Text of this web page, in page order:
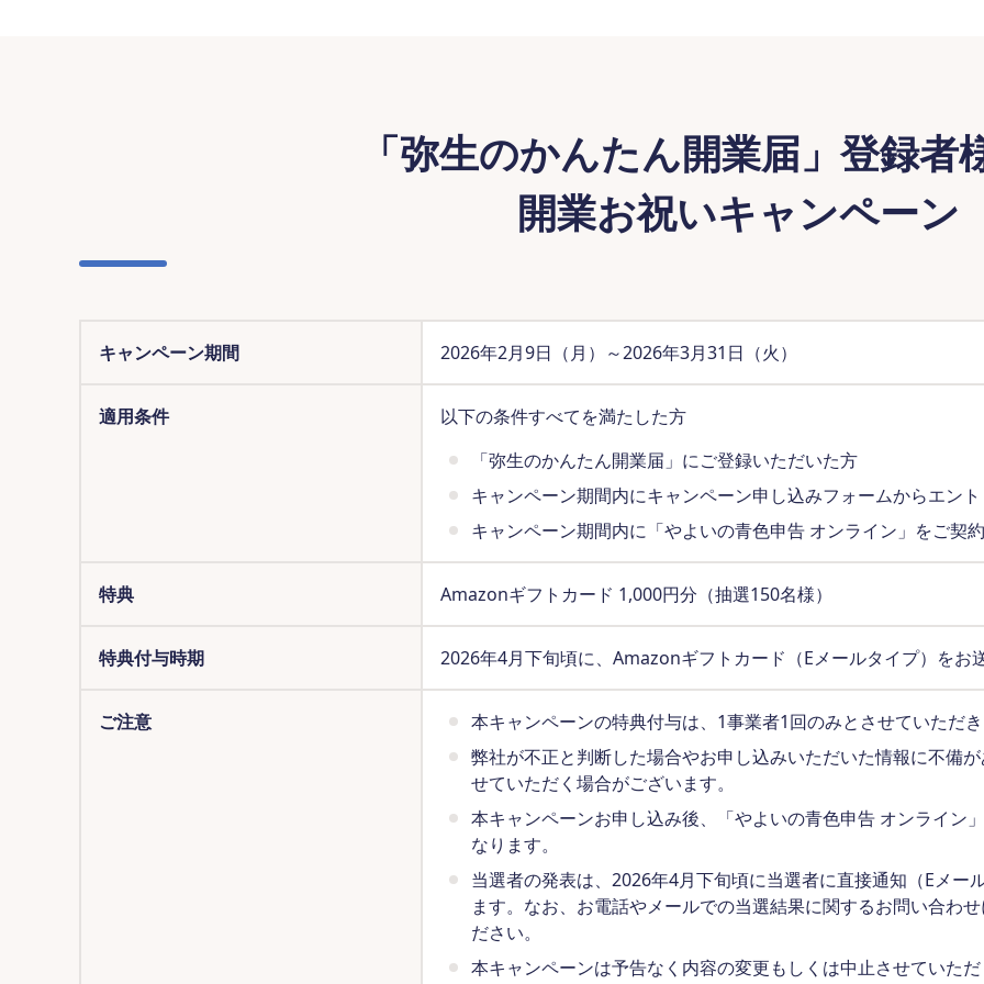
「弥生のかんたん開業届」登録者
開業お祝いキャンペーン
キャンペーン期間 2026年2月9日（月）～2026年3月31日（火）
適用条件
以下の条件すべてを満たした方
「弥生のかんたん開業届」にご登録いただいた方
キャンペーン期間内にキャンペーン申し込みフォームからエン
キャンペーン期間内に「やよいの青色申告 オンライン」をご契
特典 Amazonギフトカード 1,000円分（抽選150名様）
特典付与時期 2026年4月下旬頃に、Amazonギフトカード（Eメールタイプ）をお
ご注意
本キャンペーンの特典付与は、1事業者1回のみとさせていただ
弊社が不正と判断した場合やお申し込みいただいた情報に不備
せていただく場合がございます。
本キャンペーンお申し込み後、「やよいの青色申告 オンライン
なります。
当選者の発表は、2026年4月下旬頃に当選者に直接通知（Eメ
ます。なお、お電話やメールでの当選結果に関するお問い合わ
ださい。
本キャンペーンは予告なく内容の変更もしくは中止させていた